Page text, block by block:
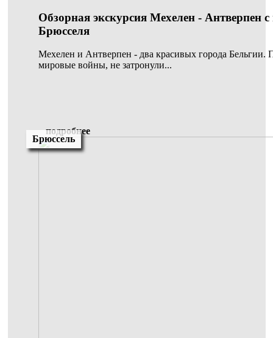
Обзорная экскурсия Мехелен - Антверпен
Брюсселя
Мехелен и Антверпен - два красивых города Бельгии.
мировые войны, не затронули...
подробнее
Брюссель